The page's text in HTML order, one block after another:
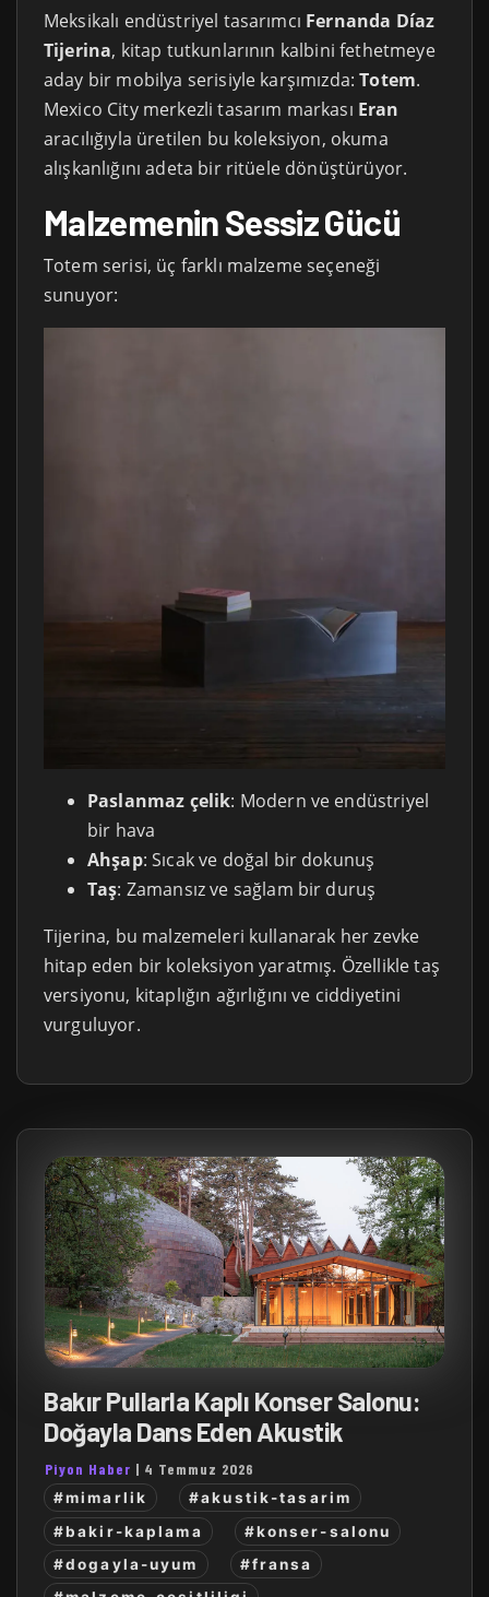
Meksikalı endüstriyel tasarımcı Fernanda Díaz
Tijerina, kitap tutkunlarının kalbini fethetmeye
aday bir mobilya serisiyle karşımızda:Totem.
Mexico City merkezli tasarım markası Eran
aracılığıyla üretilen bu koleksiyon, okuma
alışkanlığını adeta bir ritüele dönüştürüyor.
Malzemenin Sessiz Gücü
Totem serisi, üç farklı malzeme seçeneği
sunuyor:
Paslanmaz çelik: Modern ve endüstriyel
bir hava
Ahşap: Sıcak ve doğal bir dokunuş
Taş: Zamansız ve sağlam bir duruş
Tijerina, bu malzemeleri kullanarak her zevke
hitap eden bir koleksiyon yaratmış. Özellikle taş
versiyonu, kitaplığın ağırlığını ve ciddiyetini
vurguluyor.
Bakır Pullarla Kaplı Konser Salonu:
Doğayla Dans Eden Akustik
Piyon Haber | 4 Temmuz 2026
#mimarlik
#akustik-tasarim
#bakir-kaplama
#konser-salonu
#dogayla-uyum
#fransa